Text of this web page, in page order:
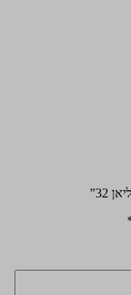
32”